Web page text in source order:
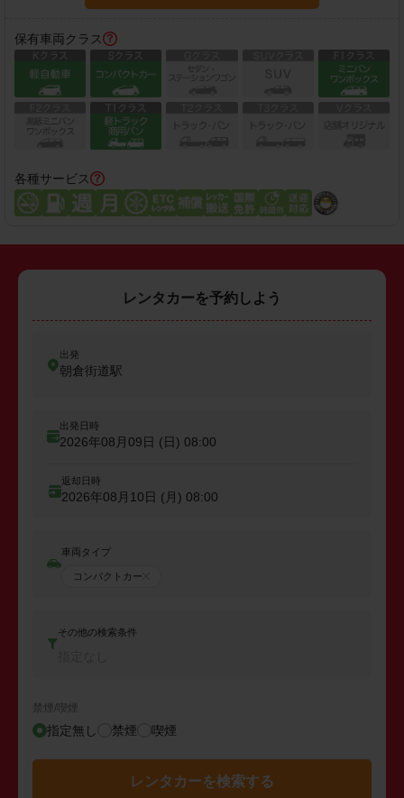
保有車両クラス
各種サービス
レンタカーを予約しよう
出発
朝倉街道駅
出発日時
2026年08月09日 (日) 08:00
返却日時
2026年08月10日 (月) 08:00
車両タイプ
コンパクトカー
その他の検索条件
禁煙/喫煙
指定無し 禁煙 喫煙
レンタカーを検索する